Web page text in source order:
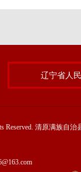
辽宁省人
Reserved. 清原满族自